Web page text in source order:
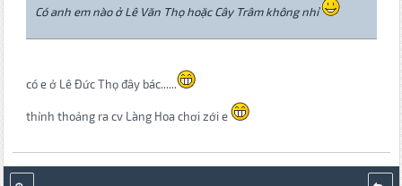
Có anh em nào ở Lê Văn Thọ hoặc Cây Trâm không nhỉ
có e ở Lê Đức Thọ đây bác......
thỉnh thoảng ra cv Làng Hoa chơi zới e